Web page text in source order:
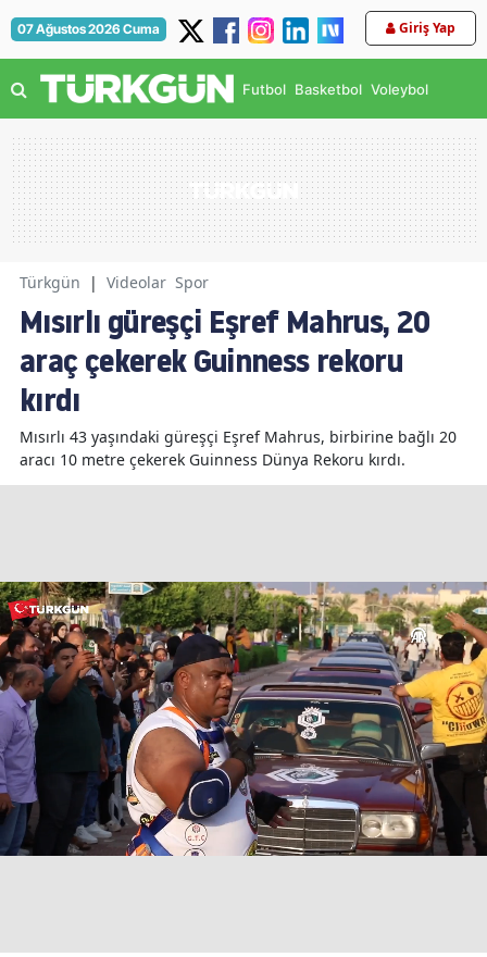
07 Ağustos 2026 Cuma Giriş Yap
Futbol Basketbol Voleybol
Türkgün | Videolar Spor
Mısırlı güreşçi Eşref Mahrus, 20
araç çekerek Guinness rekoru
kırdı
Mısırlı 43 yaşındaki güreşçi Eşref Mahrus, birbirine bağlı 20
aracı 10 metre çekerek Guinness Dünya Rekoru kırdı.